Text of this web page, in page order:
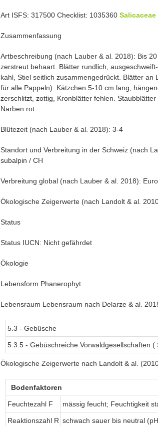
Art ISFS: 317500 Checklist: 1035360 Salicaceae
Zusammenfassung
Artbeschreibung (nach Lauber & al. 2018): Bis
zerstreut behaart. Blätter rundlich,
kahl, Stiel seitlich zusammengedrückt. Blätter
für alle Pappeln). Kätzchen 5-10 cm lang,
zerschlitzt, zottig, Kronblätter fehlen.
Narben rot.
Blütezeit (nach Lauber & al. 2018): 3-4
Standort und Verbreitung in der Schweiz (nach
subalpin / CH
Verbreitung global (nach Lauber & al. 2018):
Ökologische Zeigerwerte (nach Landolt & al.
Status
Status IUCN: Nicht gefährdet
Ökologie
Lebensform Phanerophyt
Lebensraum Lebensraum nach Delarze & al.
5.3 - Gebüsche
5.3.5 - Gebüschreiche Vorwaldgesellschaften (
Ökologische Zeigerwerte nach Landolt & al.
Bodenfaktoren
Feuchtezahl F mässig feucht; Feuchtigkeit
Reaktionszahl R schwach sauer bis neutral